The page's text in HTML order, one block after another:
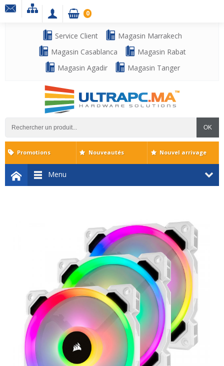
Service Client
Magasin Marrakech
Magasin Casablanca
Magasin Rabat
Magasin Agadir
Magasin Tanger
OK
0
Menu
Promotions Nouveautés Nouvel arrivage